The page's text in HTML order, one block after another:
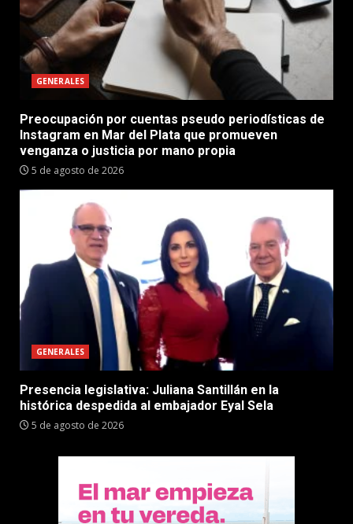
GENERALES
Preocupación por cuentas pseudo periodísticas de
Instagram en Mar del Plata que promueven
venganza o justicia por mano propia
5 de agosto de 2026
GENERALES
Presencia legislativa: Juliana Santillán en la
histórica despedida al embajador Eyal Sela
5 de agosto de 2026